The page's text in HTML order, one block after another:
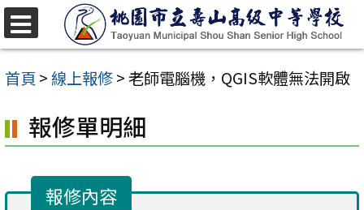
跳
至
主
內
容
首頁 >線上報修>老師電腦機，QGIS軟體無法開啟
報修單明細
報修內容
選
單